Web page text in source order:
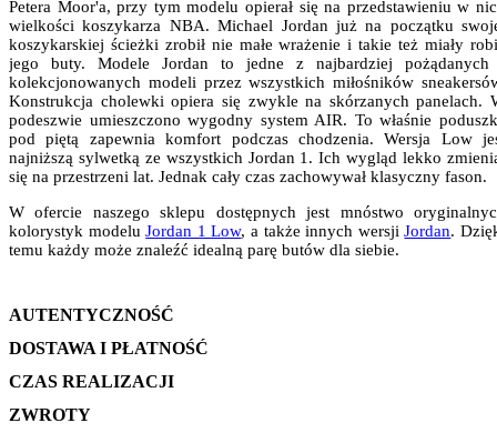
Petera Moor'a, przy tym modelu opierał się na przedstawieniu w
wielkości koszykarza NBA. Michael Jordan już na początku
koszykarskiej ścieżki zrobił nie małe wrażenie i takie też miały
jego buty. Modele Jordan to jedne z najbardziej
kolekcjonowanych modeli przez wszystkich miłośników
Konstrukcja cholewki opiera się zwykle na skórzanych panelach.
podeszwie umieszczono wygodny system AIR. To właśnie
pod piętą zapewnia komfort podczas chodzenia. Wersja Low
najniższą sylwetką ze wszystkich Jordan 1. Ich wygląd lekko
się na przestrzeni lat. Jednak cały czas zachowywał klasyczny fason.
W ofercie naszego sklepu dostępnych jest mnóstwo
kolorystyk modeluJordan 1 Low, a także innych wersjiJordan.
temu każdy może znaleźć idealną parę butów dla siebie.
AUTENTYCZNOŚĆ
DOSTAWA I PŁATNOŚĆ
CZAS REALIZACJI
ZWROTY